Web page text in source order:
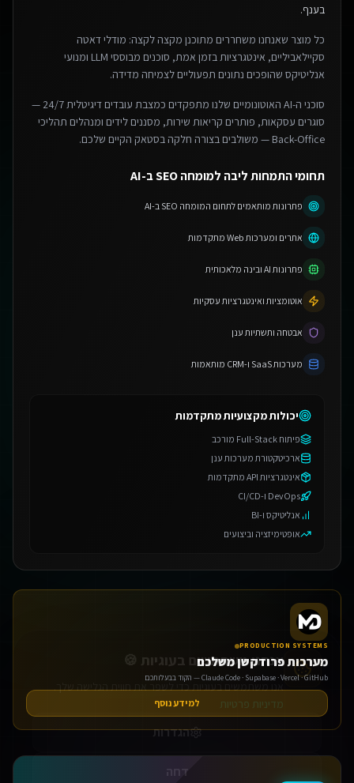
בענף.
כל מוצר שאנחנו משחררים מתוכנן מקצה לקצה: מודלי דאטה
סקיילאביליים, אינטגרציות בזמן אמת, סוכנים מבוססי LLM ומנועי
אנליטיקס שהופכים נתונים תפעוליים לצמיחה מדידה.
סוכני ה-AI האוטונומיים שלנו מתפקדים כמצבת עובדים דיגיטלית 24/7 —
סוגרים עסקאות, פותרים קריאות שירות, מסננים לידים ומנהלים תהליכי
Back-Office — משולבים בצורה חלקה בסטאק הקיים שלכם.
תחומי התמחות ליבה למומחה SEO ב-AI
פתרונות מותאמים לתחום המומחה SEO ב-AI
אתרים ומערכות Web מתקדמות
פתרונות AI ובינה מלאכותית
אוטומציות ואינטגרציות עסקיות
אבטחה ותשתיות ענן
מערכות SaaS ו-CRM מותאמות
יכולות מקצועיות מתקדמות
פיתוח Full-Stack מורכב
ארכיטקטורת מערכות ענן
אינטגרציות API מתקדמות
DevOps ו-CI/CD
אנליטיקס ו-BI
אופטימיזציה וביצועים
PRODUCTION SYSTEMS
מערכות פרודקשן משלכם
Claude Code · Supabase · Vercel · GitHub — הקוד בבעלותכם
למידע נוסף
דחה
אישור הכל